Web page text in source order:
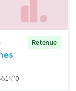
Retenue
1 0